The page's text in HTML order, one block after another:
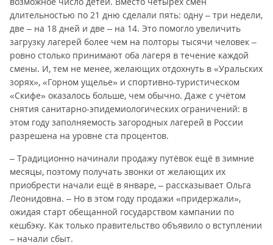
длительностью по 21 дню сделали пять: одну – три недели,
две – на 18 дней и две – на 14. Это помогло увеличить
загрузку лагерей более чем на полторы тысячи человек –
ровно столько принимают оба лагеря в течение каждой
смены. И, тем не менее, желающих отдохнуть в «Уральских
зорях», «Горном ущелье» и спортивно-туристическом
«Скифе» оказалось больше, чем обычно. Даже с учётом
снятия санитарно-эпидемиологических ограничений: в
этом году заполняемость загородных лагерей в России
разрешена на уровне ста процентов.
– Традиционно начинали продажу путёвок ещё в зимние
месяцы, поэтому получать звонки от желающих их
приобрести начали ещё в январе, – рассказывает Ольга
Леонидовна. – Но в этом году продажи «придержали»,
ожидая старт обещанной государством кампании по
кешбэку. Как только правительство объявило о вступлении
– начали сбыт.